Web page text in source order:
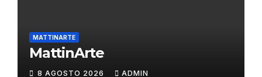
MATTINARTE
MattinArte
8 AGOSTO 2026 ADMIN